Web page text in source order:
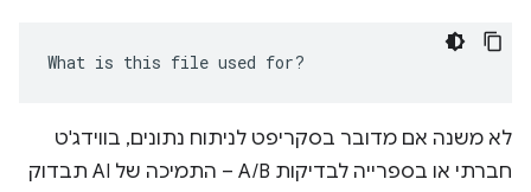
What is this file used for?
לא משנה אם מדובר בסקריפט לניתוח נתונים, בווידג'ט
חברתי או בספרייה לבדיקות A/B – התמיכה של AI תבדוק